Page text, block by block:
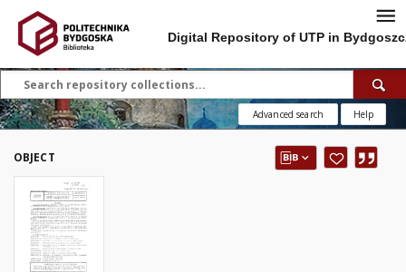
Digital Repository of UTP in
Advanced search Help
OBJECT